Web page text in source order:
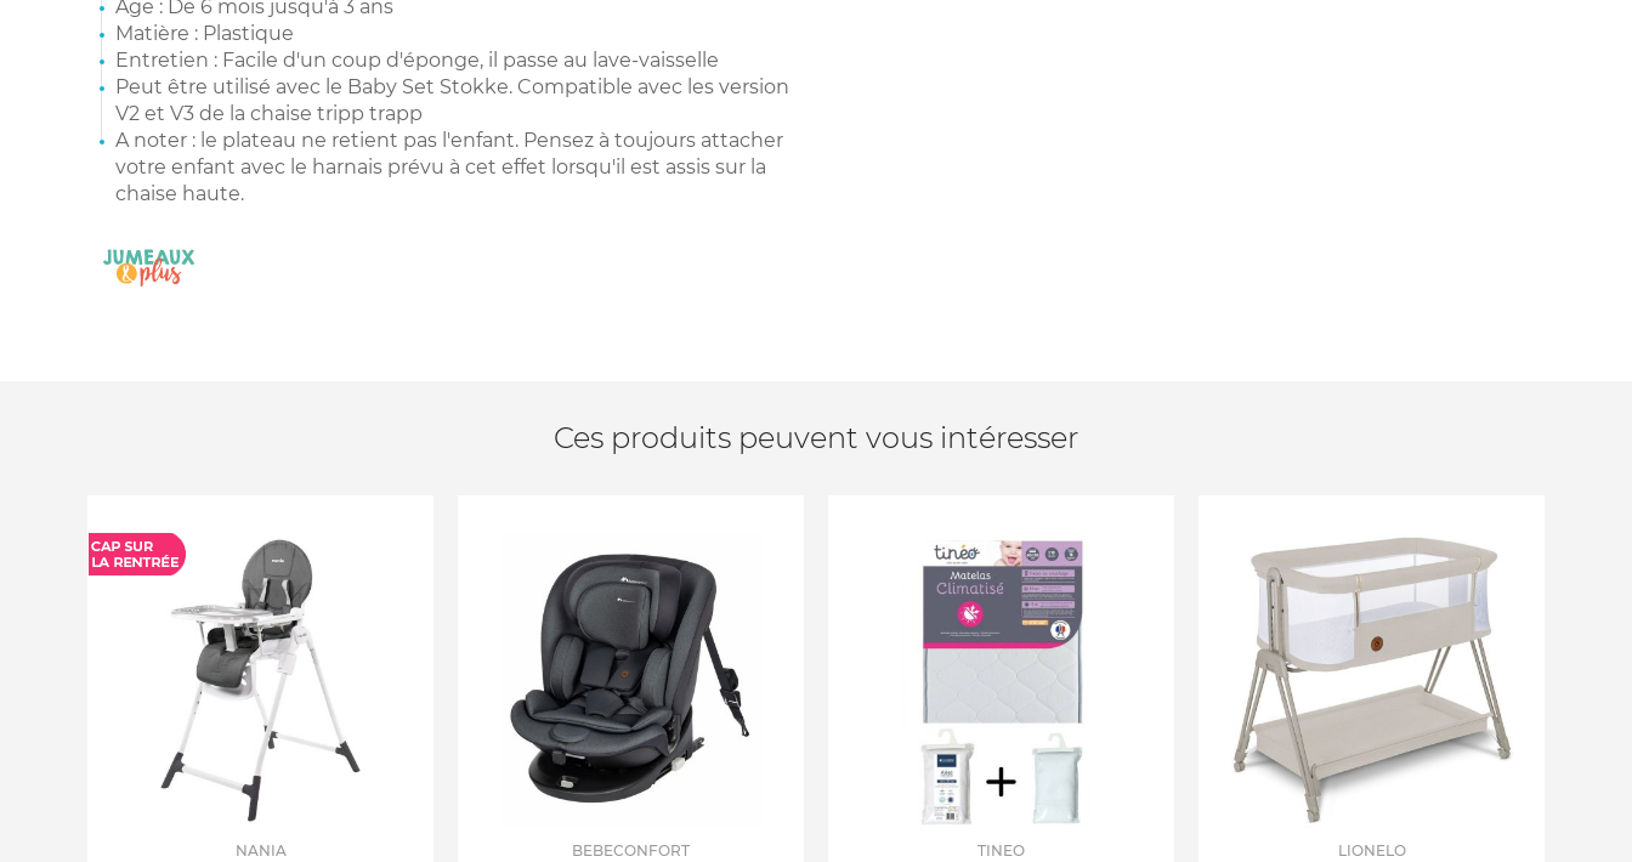
Age : De 6 mois jusqu'à 3 ans
Matière : Plastique
Entretien : Facile d'un coup d'éponge, il passe au lave-vaisselle
Peut être utilisé avec le Baby Set Stokke. Compatible avec les version
V2 et V3 de la chaise tripp trapp
A noter : le plateau ne retient pas l'enfant. Pensez à toujours attacher
votre enfant avec le harnais prévu à cet effet lorsqu'il est assis sur la
chaise haute.
Ces produits peuvent vous intéresser
NANIA
BEBECONFORT
TINEO
LIONELO